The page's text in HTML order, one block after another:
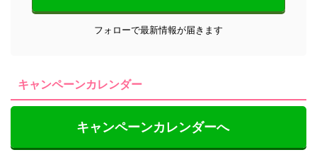
フォローで最新情報が届きます
キャンペーンカレンダー
キャンペーンカレンダーへ